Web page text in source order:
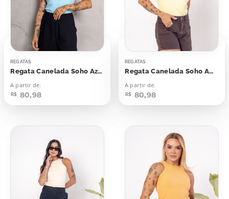
REGATAS
Regata Canelada Soho Azul Skyway
A partir de:
R$ 80,98
REGATAS
Regata Canelada Soho Amarelo Flash Yellow
A partir de:
R$ 80,98